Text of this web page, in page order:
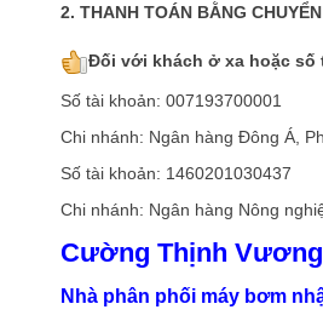
2. THANH TOÁN BẰNG
Đối với khách ở xa hoặc
Số tài khoản: 007193700001
Chi nhánh: Ngân hàng Đông Á,
Số tài khoản: 1460201030437
Chi nhánh: Ngân hàng Nông
Cường Thịnh
Nhà phân phối máy bơm